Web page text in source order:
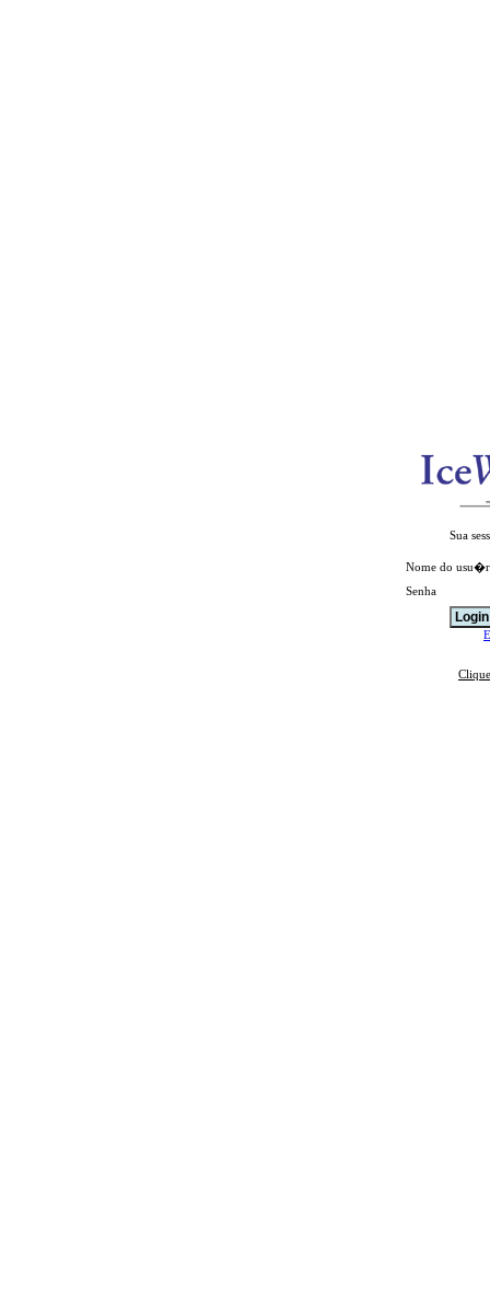
Sua
Nome do
Senha